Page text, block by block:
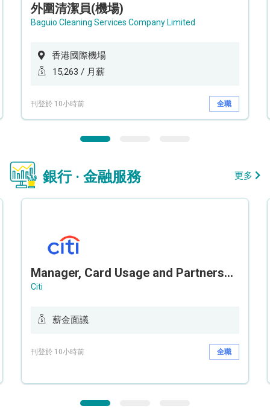
外圍清潔員(機場)
Baguio Cleaning Services Company Limited
香港國際機場
15,263 / 月薪
刊登於 10小時前 全職
銀行 · 金融服務 更多
Manager, Card Usage and Partnership
Citi
薪金面議
刊登於 10小時前 全職